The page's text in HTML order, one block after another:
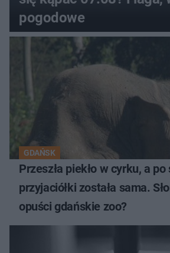
pogodowe
GDAŃSK
Przeszła piekło w cyrku, a
przyjaciółki została sama.
opuści gdańskie zoo?